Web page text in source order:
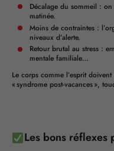
Décalage du sommeil :
matinée.
Moins de contraintes :
niveaux d’alerte.
Retour brutal au stress :
mentale familiale…
Le corps comme l’esprit
« syndrome post-vacances »,
Les bons réflexes